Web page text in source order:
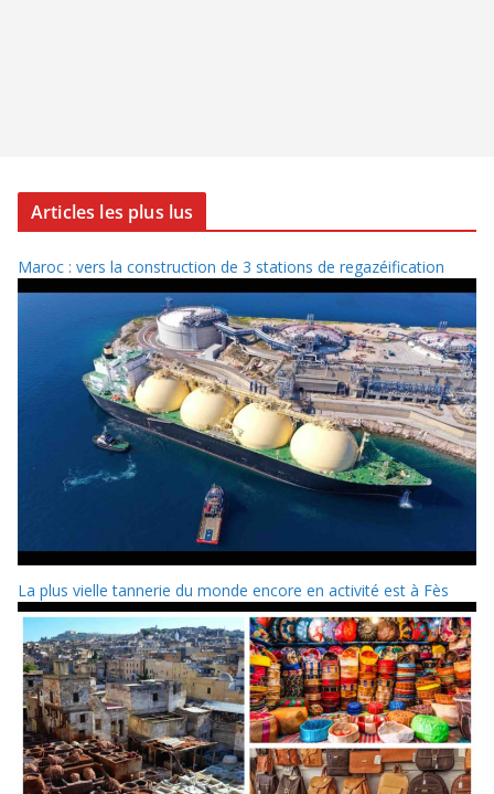
Articles les plus lus
Maroc : vers la construction de 3 stations de regazéification
La plus vielle tannerie du monde encore en activité est à Fès